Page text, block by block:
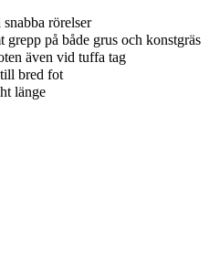
rörelser
på både grus och konstgräs
även vid tuffa tag
bred fot
länge